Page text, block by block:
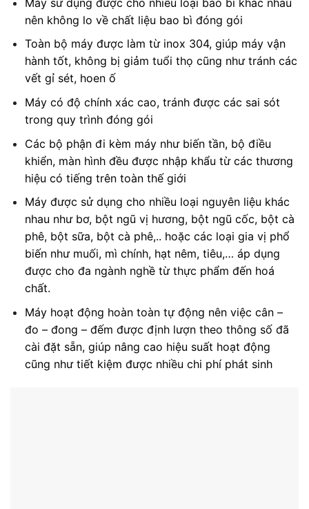
nên không lo về chất liệu bao bì đóng gói
Toàn bộ máy được làm từ inox 304, giúp máy vận
hành tốt, không bị giảm tuổi thọ cũng như tránh các
vết gỉ sét, hoen ố
Máy có độ chính xác cao, tránh được các sai sót
trong quy trình đóng gói
Các bộ phận đi kèm máy như biến tần, bộ điều
khiển, màn hình đều được nhập khẩu từ các thương
hiệu có tiếng trên toàn thế giới
Máy được sử dụng cho nhiều loại nguyên liệu khác
nhau như bơ, bột ngũ vị hương, bột ngũ cốc, bột cà
phê, bột sữa, bột cà phê,.. hoặc các loại gia vị phổ
biến như muối, mì chính, hạt nêm, tiêu,… áp dụng
được cho đa ngành nghề từ thực phẩm đến hoá
chất.
Máy hoạt động hoàn toàn tự động nên việc cân –
đo – đong – đếm được định lượn theo thông số đã
cài đặt sẵn, giúp nâng cao hiệu suất hoạt động
cũng như tiết kiệm được nhiều chi phí phát sinh